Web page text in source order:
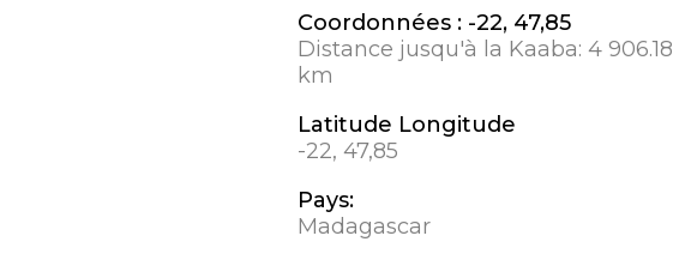
Coordonnées : -22, 47,85
Distance jusqu'à la Kaaba:4 906.18
km
Latitude Longitude
-22, 47,85
Pays:
Madagascar